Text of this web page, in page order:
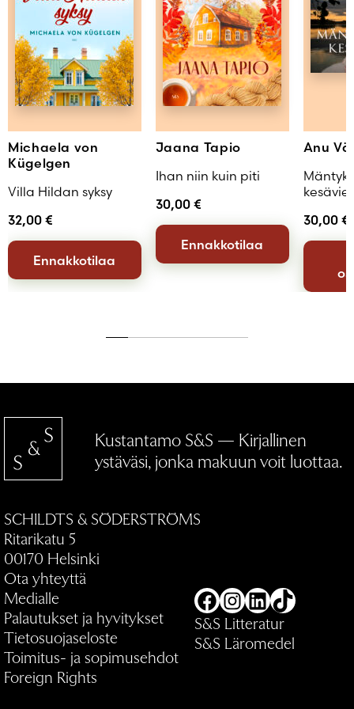
Michaela von
Kügelgen
Villa Hildan syksy
32,00 €
Ennakkotilaa
Jaana Tapio
Ihan niin kuin piti
30,00 €
Ennakkotilaa
Anu
30,00 €
Kustantamo S&S — Kirjallinen
ystäväsi, jonka makuun voit luottaa.
SCHILDTS & SÖDERSTRÖMS
Ritarikatu 5
00170 Helsinki
Ota yhteyttä
Medialle
Palautukset ja hyvitykset
Tietosuojaseloste
Toimitus- ja sopimusehdot
Foreign Rights
Facebook
Instagram
LinkedIn
TikTok
S&S Litteratur
S&S Läromedel